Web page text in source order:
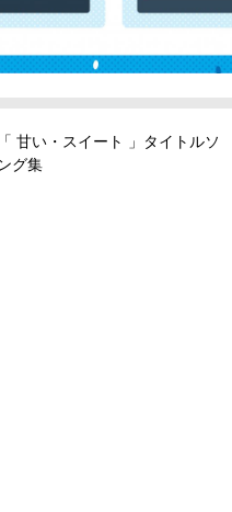
「 甘い・スイート 」タイトルソ
ング集